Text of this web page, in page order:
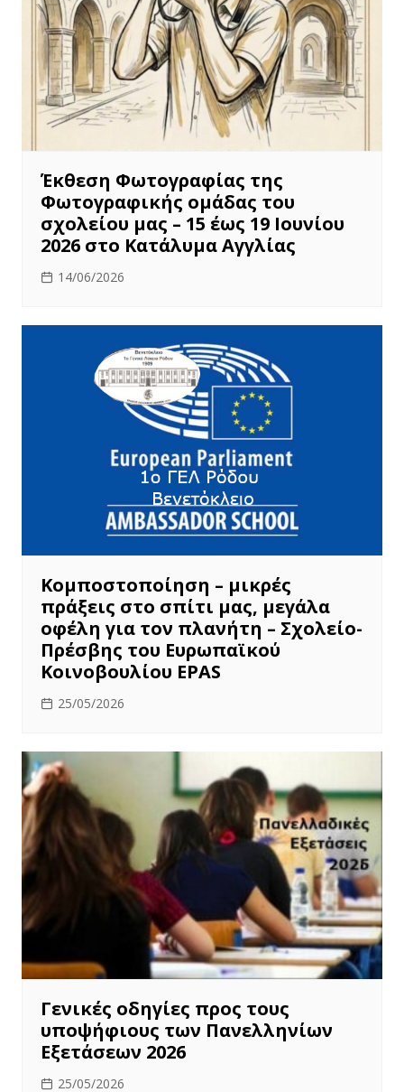
Έκθεση Φωτογραφίας της
Φωτογραφικής ομάδας του
σχολείου μας – 15 έως 19 Ιουνίου
2026 στο Κατάλυμα Αγγλίας
14/06/2026
Κομποστοποίηση – μικρές
πράξεις στο σπίτι μας, μεγάλα
οφέλη για τον πλανήτη – Σχολείο-
Πρέσβης του Ευρωπαϊκού
Κοινοβουλίου EPAS
25/05/2026
Γενικές οδηγίες προς τους
υποψήφιους των Πανελληνίων
Εξετάσεων 2026
25/05/2026